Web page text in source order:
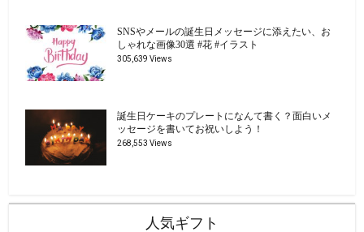
SNSやメールの誕生日メッセージに添えたい、お
しゃれな画像30選 #花 #イラスト
305,639 Views
誕生日ケーキのプレートになんて書く？面白いメ
ッセージを書いてお祝いしよう！
268,553 Views
人気ギフト